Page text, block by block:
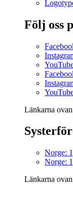
Följ oss
Länkarna
Norge:
Norge:
Länkarna